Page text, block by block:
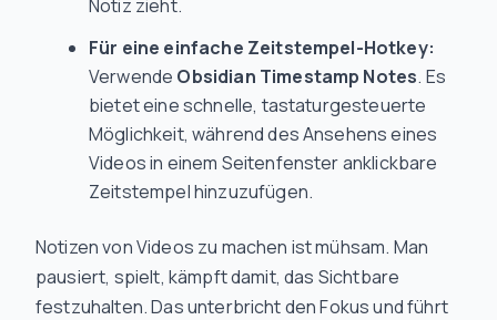
Notiz zieht.
Für eine einfache Zeitstempel-Hotkey:
Verwende Obsidian Timestamp Notes. Es
bietet eine schnelle, tastaturgesteuerte
Möglichkeit, während des Ansehens eines
Videos in einem Seitenfenster anklickbare
Zeitstempel hinzuzufügen.
Notizen von Videos zu machen ist mühsam. Man
pausiert, spielt, kämpft damit, das Sichtbare
festzuhalten. Das unterbricht den Fokus und führt